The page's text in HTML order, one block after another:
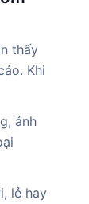
thấy
Khi
ảnh
lẻ hay